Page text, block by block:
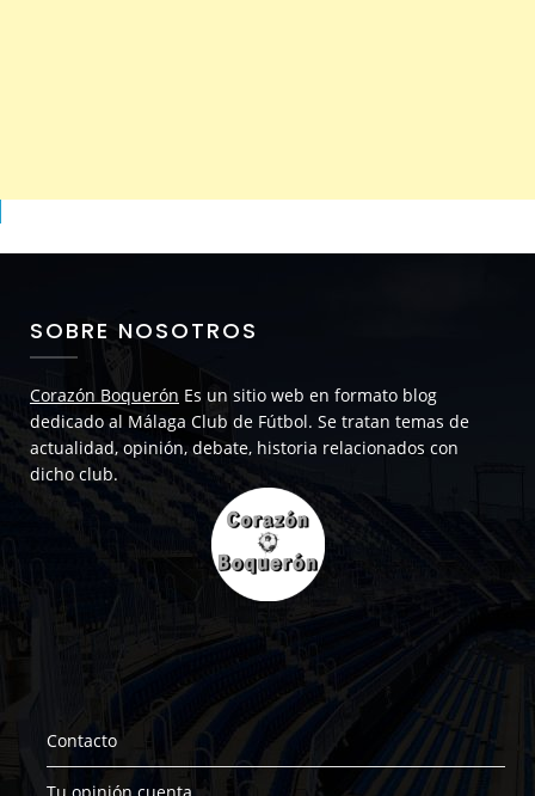
SOBRE NOSOTROS
Corazón Boquerón Es un sitio web en formato blog
dedicado al Málaga Club de Fútbol. Se tratan temas de
actualidad, opinión, debate, historia relacionados con
dicho club.
Contacto